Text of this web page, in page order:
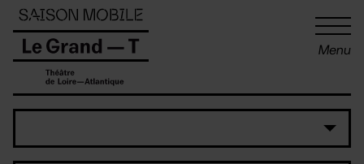
Menu
Panneau de gestion des cookies